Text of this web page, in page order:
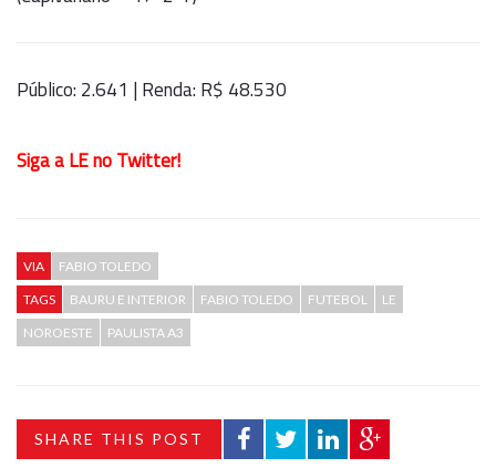
Público: 2.641 | Renda: R$ 48.530
Siga a LE no Twitter!
VIA
FABIO TOLEDO
TAGS
BAURU E INTERIOR FABIO TOLEDO FUTEBOL
LE
NOROESTE
PAULISTA A3
SHARE THIS POST